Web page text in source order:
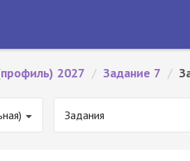
2027 / Задание 7 /
Задания